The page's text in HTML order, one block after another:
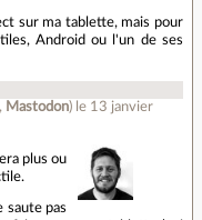
sur ma tablette, mais pour
Android ou l'un de ses
, Mastodon) le 13 janvier
plus ou
saute pas